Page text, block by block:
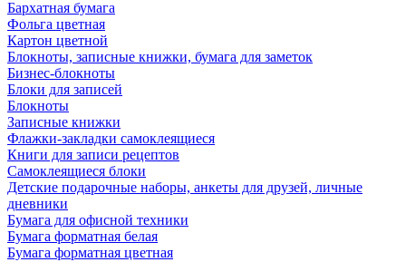
Бархатная бумага
Фольга цветная
Картон цветной
Блокноты, записные книжки, бумага для заметок
Бизнес-блокноты
Блоки для записей
Блокноты
Записные книжки
Флажки-закладки самоклеящиеся
Книги для записи рецептов
Самоклеящиеся блоки
Детские подарочные наборы, анкеты для друзей, личные
дневники
Бумага для офисной техники
Бумага форматная белая
Бумага форматная цветная